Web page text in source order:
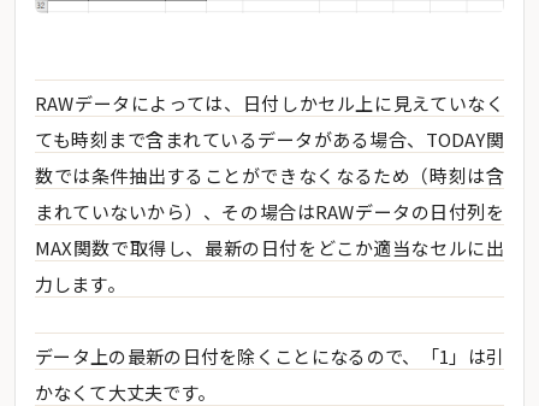
RAWデータによっては、日付しかセル上に見えていなく
ても時刻まで含まれているデータがある場合、TODAY関
数では条件抽出することができなくなるため（時刻は含
まれていないから）、その場合はRAWデータの日付列を
MAX関数で取得し、最新の日付をどこか適当なセルに出
力します。
データ上の最新の日付を除くことになるので、「1」は引
かなくて大丈夫です。